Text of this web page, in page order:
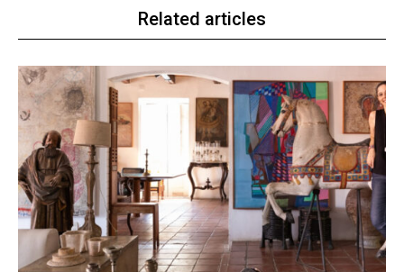
Related articles